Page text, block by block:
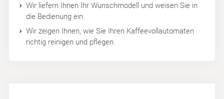
Wir liefern Ihnen Ihr Wunschmodell und weisen Sie in
die Bedienung ein.
Wir zeigen Ihnen, wie Sie Ihren Kaffeevollautomaten
richtig reinigen und pflegen.